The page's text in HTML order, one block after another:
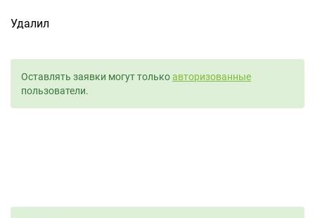
Удалил
Оставлять заявки могут толькоавторизованные
пользователи.